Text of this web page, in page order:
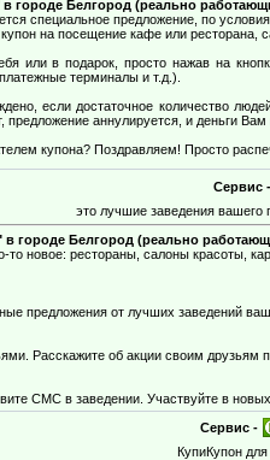
в городе Белгород (реально
специальное предложение, по
на посещение кафе или ресторана,
или в подарок, просто нажав на
терминалы и т.д.).
если достаточное количество
предложение аннулируется, и деньги
купона? Поздравляем! Просто
Сервис -
это лучшие заведения вашего
в городе Белгород (реально
новое: рестораны, салоны красоты,
предложения от лучших заведений
Расскажите об акции своим друзьям
СМС в заведении. Участвуйте в
Сервис -
КупиКупон